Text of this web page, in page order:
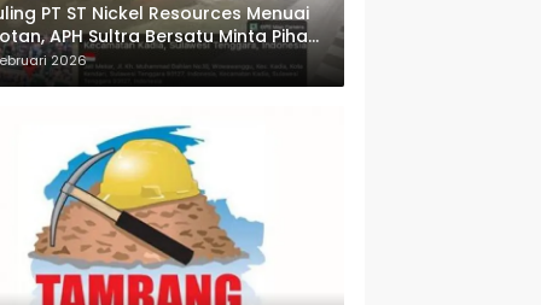
PT ST Nickel Resources Menuai
APH Sultra Bersatu Minta Pihak
Bertindak
2026